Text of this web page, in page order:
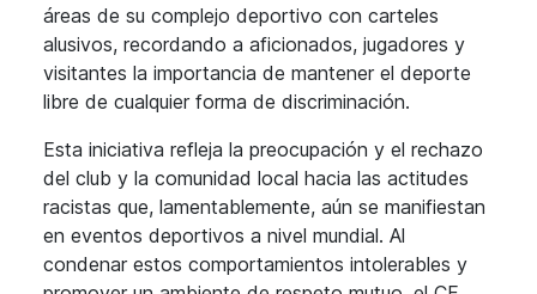
áreas de su complejo deportivo con carteles
alusivos, recordando a aficionados, jugadores y
visitantes la importancia de mantener el deporte
libre de cualquier forma de discriminación.
Esta iniciativa refleja la preocupación y el rechazo
del club y la comunidad local hacia las actitudes
racistas que, lamentablemente, aún se manifiestan
en eventos deportivos a nivel mundial. Al
condenar estos comportamientos intolerables y